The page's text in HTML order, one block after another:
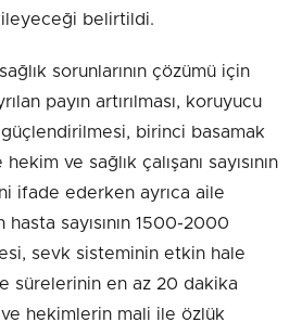
belirtildi.
sorunlarının çözümü için
payın artırılması, koruyucu
birinci basamak
ve sağlık çalışanı sayısının
ifade ederken ayrıca aile
hasta sayısının 1500-2000
sevk sisteminin etkin hale
sürelerinin en az 20 dakika
hekimlerin mali ile özlük